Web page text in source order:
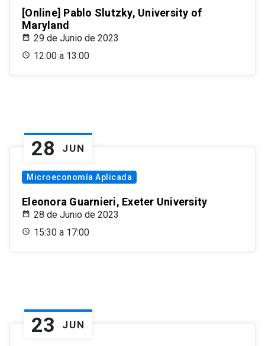
[Online] Pablo Slutzky, University of
Maryland
29 de Junio de 2023
12:00 a 13:00
28 JUN
Microeconomía Aplicada
Eleonora Guarnieri, Exeter University
28 de Junio de 2023
15:30 a 17:00
23 JUN